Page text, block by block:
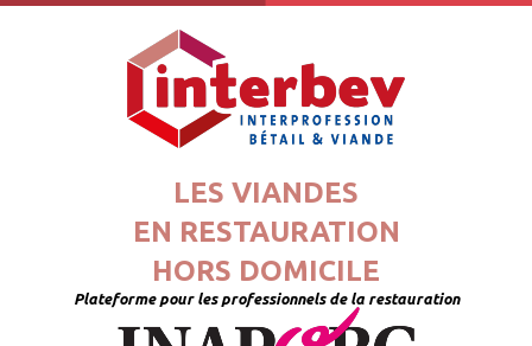
LES VIANDES
EN RESTAURATION
HORS DOMICILE
Plateforme pour les professionnels de la restauration